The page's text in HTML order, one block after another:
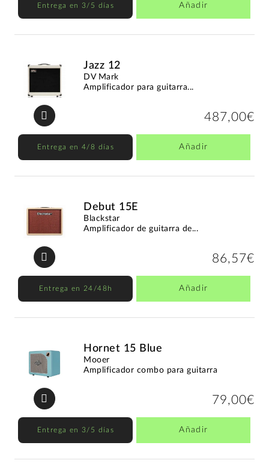
Entrega en 3/5 días Añadir
Jazz 12
DV Mark
Amplificador para guitarra...
487,00€
Entrega en 4/8 días Añadir
Debut 15E
Blackstar
Amplificador de guitarra de...
86,57€
Entrega en 24/48h Añadir
Hornet 15 Blue
Mooer
Amplificador combo para guitarra
79,00€
Entrega en 3/5 días Añadir